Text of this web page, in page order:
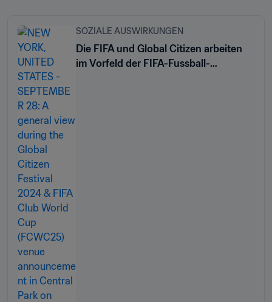
SOZIALE AUSWIRKUNGEN
Die FIFA und Global Citizen arbeiten
im Vorfeld der FIFA-Fussball-